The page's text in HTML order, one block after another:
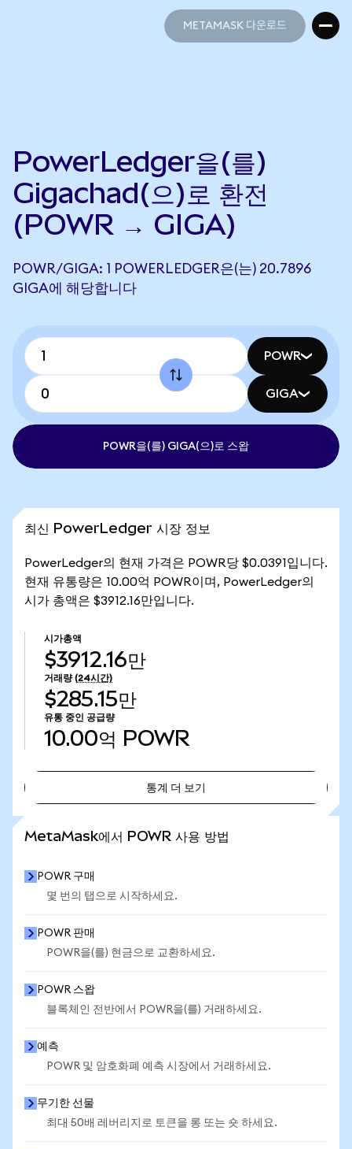
METAMASK 다운로드
PowerLedger을(를)
Gigachad(으)로 환전
(POWR → GIGA)
POWR/GIGA: 1 POWERLEDGER은(는) 20.7896
GIGA에 해당합니다
POWR
GIGA
POWR을(를) GIGA(으)로 스왑
최신 PowerLedger 시장 정보
PowerLedger의 현재 가격은 POWR당 $0.0391입니다.
현재 유통량은 10.00억 POWR이며, PowerLedger의
시가 총액은 $3912.16만입니다.
시가총액
$3912.16만
거래량 (24시간)
$285.15만
유통 중인 공급량
10.00억 POWR
통계 더 보기
MetaMask에서 POWR 사용 방법
POWR 구매
몇 번의 탭으로 시작하세요.
POWR 판매
POWR을(를) 현금으로 교환하세요.
POWR 스왑
블록체인 전반에서 POWR을(를) 거래하세요.
예측
POWR 및 암호화폐 예측 시장에서 거래하세요.
무기한 선물
최대 50배 레버리지로 토큰을 롱 또는 숏 하세요.